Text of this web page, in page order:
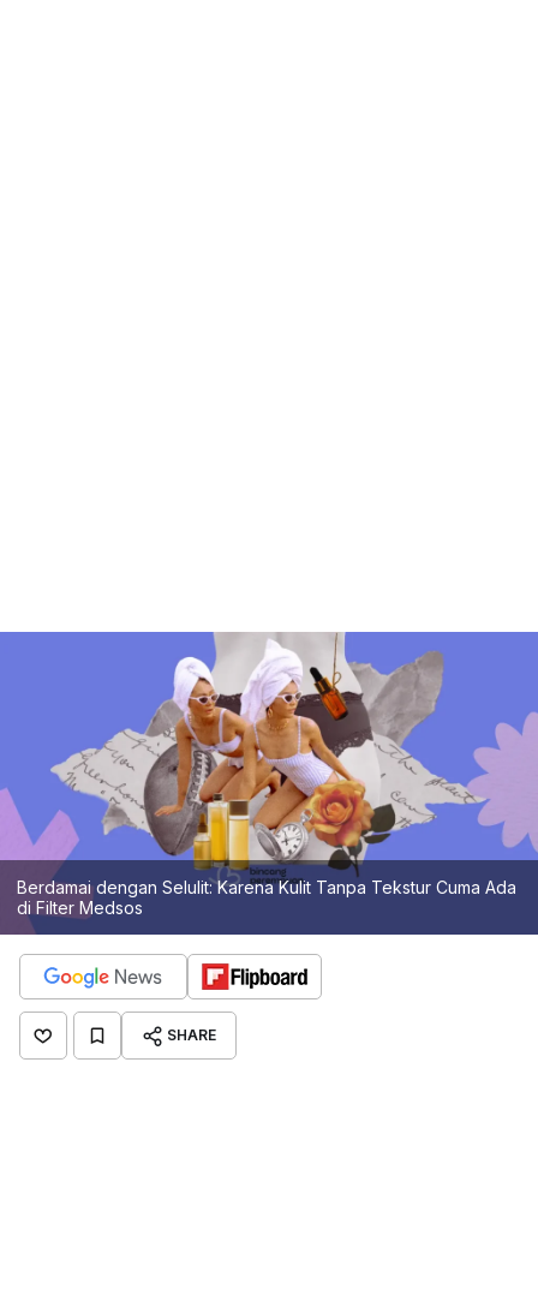
Berdamai dengan Selulit: Karena Kulit Tanpa Tekstur Cuma Ada
di Filter Medsos
SHARE